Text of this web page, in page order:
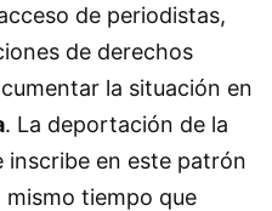
de periodistas,
de derechos
la situación en
. La deportación de la
inscribe en este patrón
mismo tiempo que